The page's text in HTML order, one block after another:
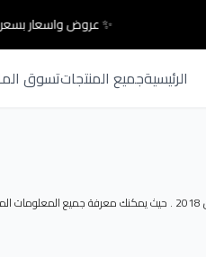
✨ عروض واسعار بسعر
الرئيسيةجميع المنتجاتتسوق